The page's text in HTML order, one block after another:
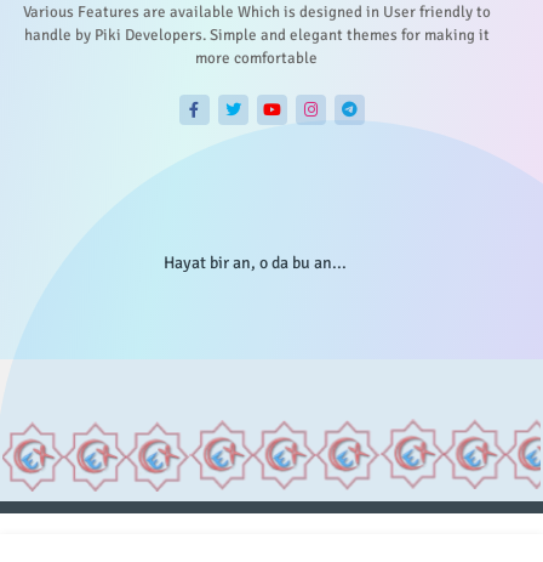
Various Features are available Which is designed in User friendly to
handle by Piki Developers. Simple and elegant themes for making it
more comfortable
Hayat bir an, o da bu an...